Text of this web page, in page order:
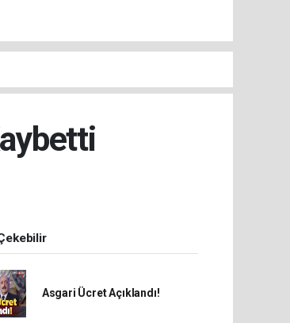
Asgari Ücret Açıklandı!